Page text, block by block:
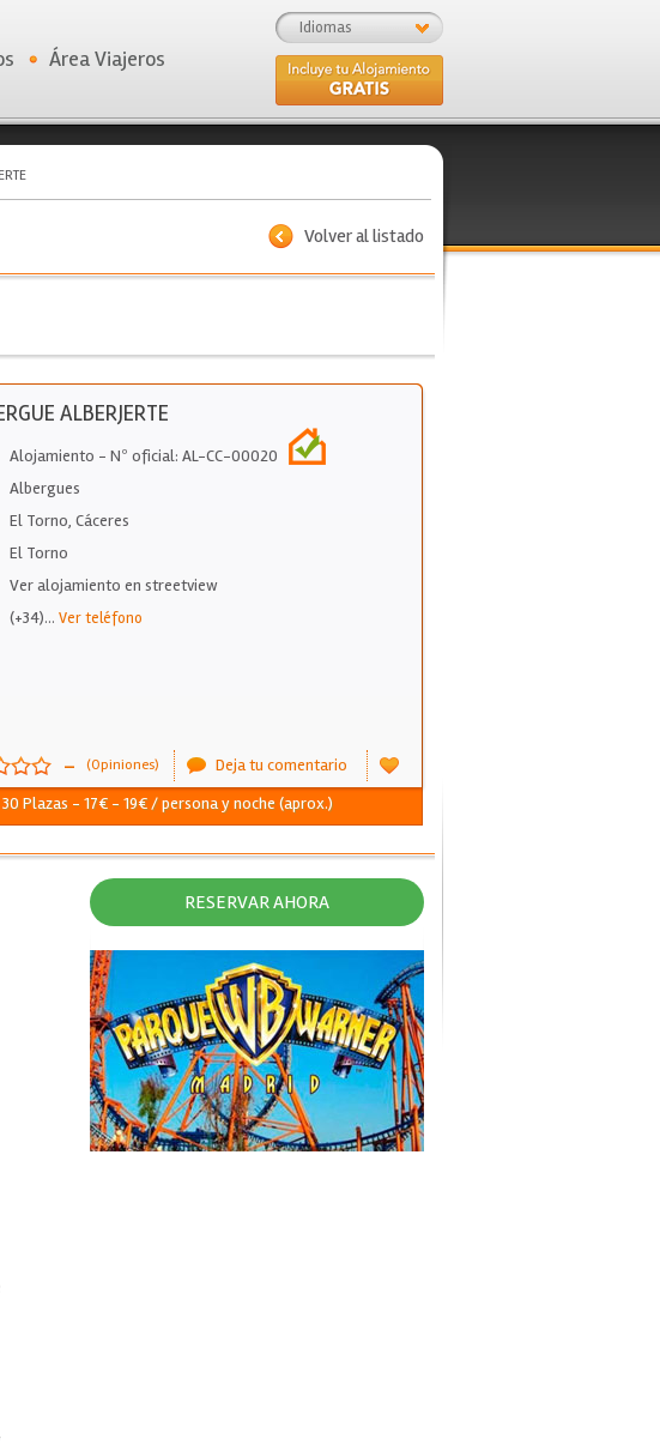
Idiomas
Área Viajeros
Volver al listado
ALBERJERTE
Alojamiento - Nº oficial: AL-CC-00020
Albergues
El Torno, Cáceres
El Torno
Ver alojamiento en streetview
(+34)... Ver teléfono
- (Opiniones)
Deja tu comentario
Plazas - 17€ - 19€ / persona y noche (aprox.)
RESERVAR AHORA